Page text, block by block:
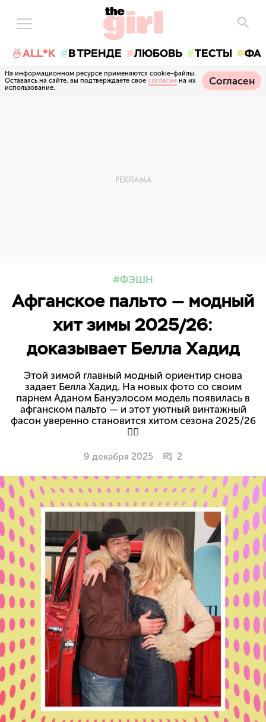
🍜ALL*K В ТРЕНДЕ ЛЮБОВЬ ТЕСТЫ
На информационном ресурсе применяются cookie-файлы.
Оставаясь на сайте, вы подтверждаете свое согласие на их
использование.
Согласен
ФЭШН
Афганское пальто — модный
хит зимы 2025/26:
доказывает Белла Хадид
Этой зимой главный модный ориентир снова
задает Белла Хадид. На новых фото со своим
парнем Аданом Бануэлосом модель появилась в
афганском пальто — и этот уютный винтажный
фасон уверенно становится хитом сезона 2025/26
❤️‍🔥
9 декабря 2025 2